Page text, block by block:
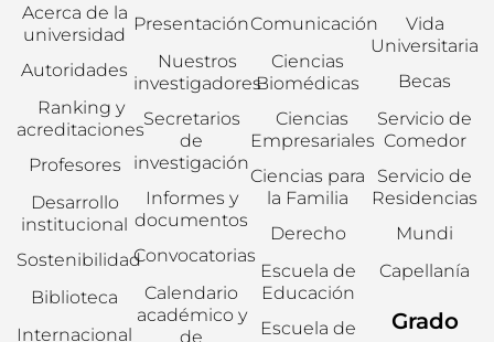
Acerca de la
universidad
Autoridades
Ranking y
acreditaciones
Profesores
Desarrollo
institucional
Sostenibilidad
Biblioteca
Internacional
Presentación
Nuestros
investigadores
Secretarios
de
investigación
Informes y
documentos
Convocatorias
Calendario
académico y
de
Comunicación
Ciencias
Biomédicas
Ciencias
Empresariales
Ciencias para
la Familia
Derecho
Escuela de
Educación
Escuela de
Vida
Universitaria
Becas
Servicio de
Comedor
Servicio de
Residencias
Mundi
Capellanía
Grado